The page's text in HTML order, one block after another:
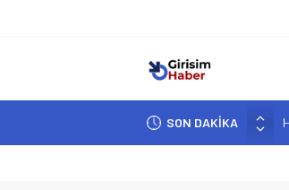
SON DAKİKA